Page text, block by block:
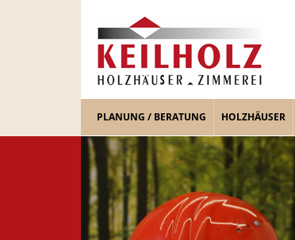
PLANUNG / BERATUNG HOLZHÄUSER